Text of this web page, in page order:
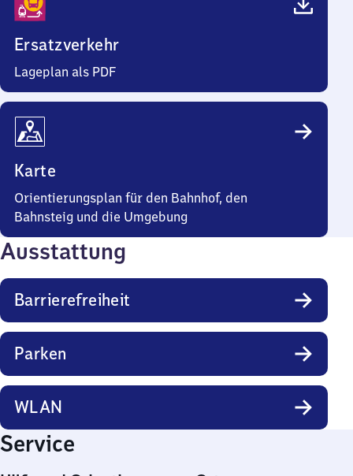
Ersatzverkehr
Lageplan als PDF
Karte
Orientierungsplan für den Bahnhof, den
Bahnsteig und die Umgebung
Ausstattung
Barrierefreiheit
Parken
WLAN
Service